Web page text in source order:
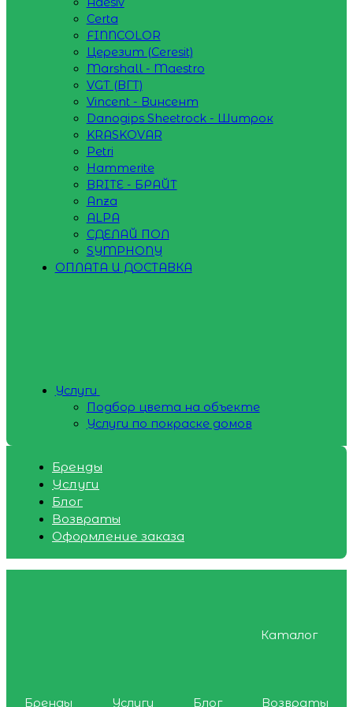
Certa
FINNCOLOR
Церезит (Ceresit)
Marshall - Maestro
VGT (ВГТ)
Vincent - Винсент
Danogips Sheetrock - Шитрок
KRASKOVAR
Petri
Hammerite
BRITE - БРАЙТ
Anza
ALPA
СДЕЛАЙ ПОЛ
SYMPHONY
ОПЛАТА И ДОСТАВКА
Услуги
Подбор цвета на объекте
Услуги по покраске домов
Бренды
Услуги
Блог
Возвраты
Оформление заказа
Каталог
Бренды Услуги Блог
Возвраты